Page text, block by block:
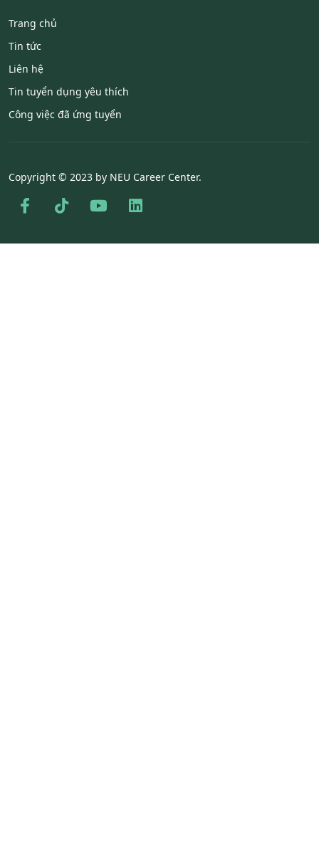
Trang chủ
Tin tức
Liên hệ
Tin tuyển dụng yêu thích
Công việc đã ứng tuyển
Copyright © 2023 by NEU Career Center.